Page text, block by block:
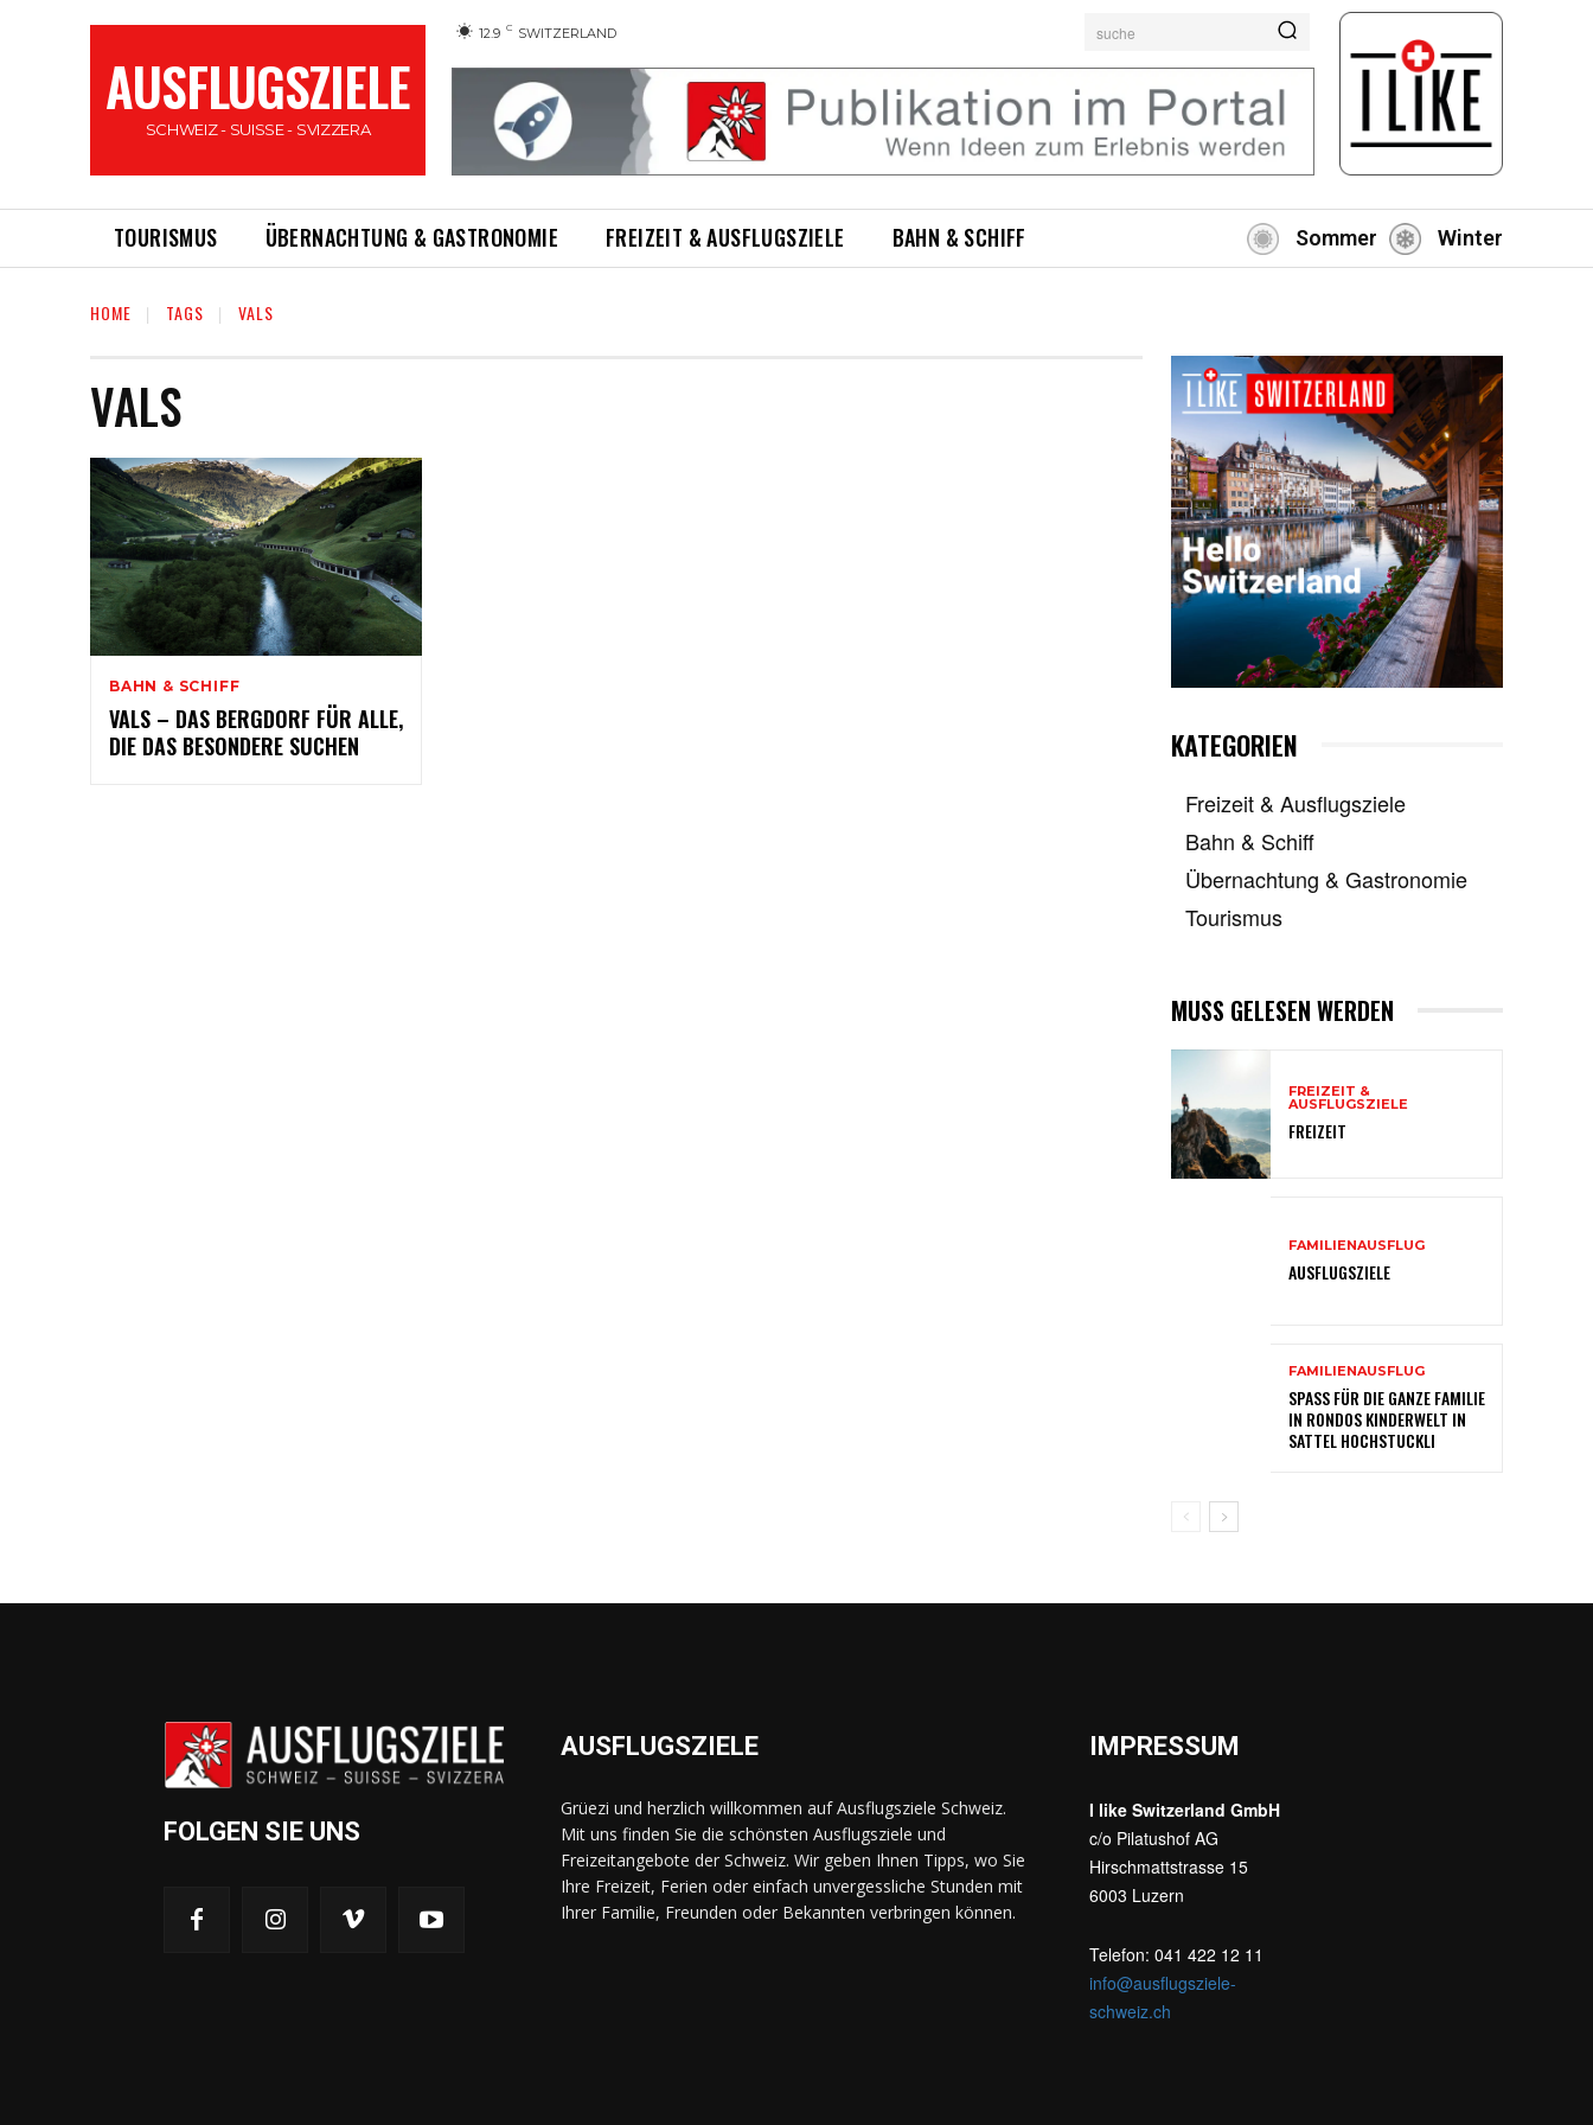
AUSFLUGSZIELE
SCHWEIZ - SUISSE - SVIZZERA
12.9 C SWITZERLAND suche
TOURISMUS ÜBERNACHTUNG & GASTRONOMIE FREIZEIT & AUSFLUGSZIELE BAHN & SCHIFF Sommer Winter
HOME TAGS VALS
VALS
BAHN & SCHIFF
VALS – DAS BERGDORF FÜR ALLE,
DIE DAS BESONDERE SUCHEN
KATEGORIEN
Freizeit & Ausflugsziele
Bahn & Schiff
Übernachtung & Gastronomie
Tourismus
MUSS GELESEN WERDEN
FREIZEIT &
AUSFLUGSZIELE
FREIZEIT
FAMILIENAUSFLUG
AUSFLUGSZIELE
FAMILIENAUSFLUG
SPASS FÜR DIE GANZE FAMILIE
IN RONDOS KINDERWELT IN
SATTEL HOCHSTUCKLI
FOLGEN SIE UNS
AUSFLUGSZIELE
Grüezi und herzlich willkommen auf Ausflugsziele Schweiz.
Mit uns finden Sie die schönsten Ausflugsziele und
Freizeitangebote der Schweiz. Wir geben Ihnen Tipps, wo Sie
Ihre Freizeit, Ferien oder einfach unvergessliche Stunden mit
Ihrer Familie, Freunden oder Bekannten verbringen können.
IMPRESSUM
I like Switzerland GmbH
c/o Pilatushof AG
Hirschmattstrasse 15
6003 Luzern
Telefon: 041 422 12 11
info@ausflugsziele-
schweiz.ch